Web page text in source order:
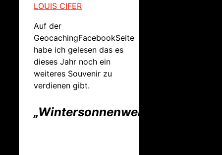
LOUIS CIFER
Auf der
GeocachingFacebookSeite
habe ich gelesen das es
dieses Jahr noch ein
weiteres Souvenir zu
verdienen gibt.
„Wintersonnenwende“